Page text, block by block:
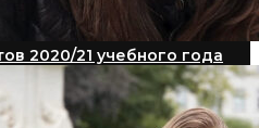
2020/21 учебного года